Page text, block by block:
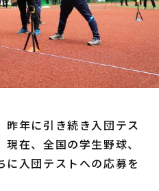
ーグルス
年に引き続き入団テス
在、全国の学生野球、
入団テストへの応募を